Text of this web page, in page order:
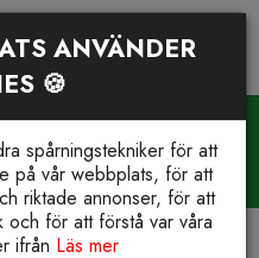
GET IT.
+46(0)23-77 66 210
ANVÄNDER
🍪
spårningstekniker för att
på vår webbplats, för att
riktade annonser, för att
och för att förstå var våra
ifrån Läs mer